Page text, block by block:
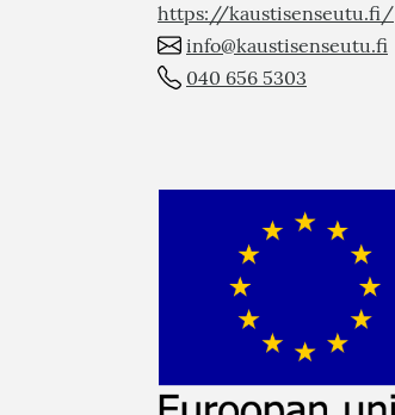
https://kaustisenseutu.fi/
info@kaustisenseutu.fi
040 656 5303